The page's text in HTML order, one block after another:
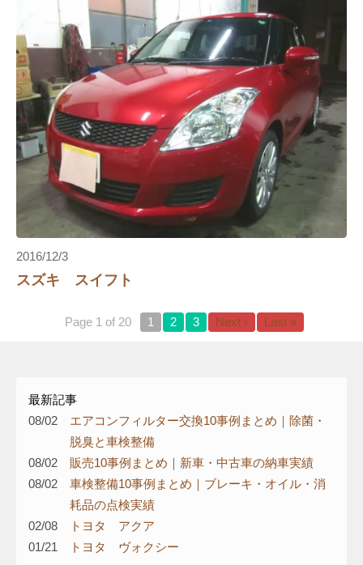
2016/12/3
スズキ スイフト
Page 1 of 20 1 2 3 Next › Last »
最新記事
08/02
エアコンフィルター交換10事例まとめ｜除菌・
脱臭と車検整備
08/02
販売10事例まとめ｜新車・中古車の納車実績
08/02
車検整備10事例まとめ｜ブレーキ・オイル・消
耗品の点検実績
02/08
トヨタ アクア
01/21
トヨタ ヴォクシー